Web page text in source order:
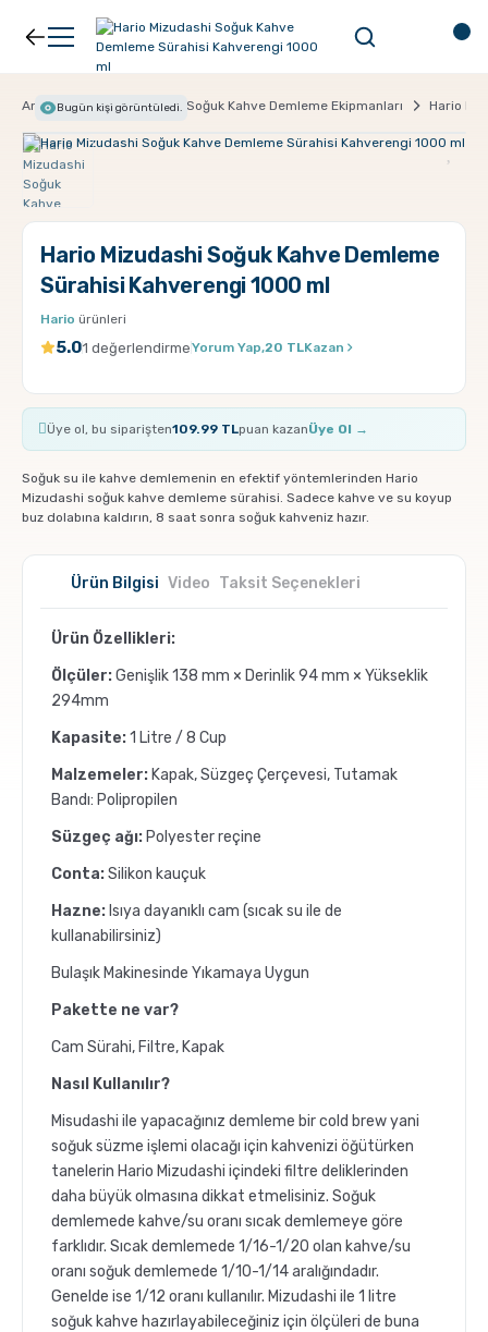
Geri Dön
Kahve
Filtre Kahve
Nespresso Uyumlu Kapsül Kahve
Pratik Filtre Kahve
Kafeinsiz Kahveler
Çözünebilir Kahve
Hindiba Kahvesi
Geri Dön
Ekipman
Filtreler
Chemex
Moka Pot
Aeropress
Makine Temizleyiciler
Tartı ve Ölçüler
Anasayfa Ekipman Soğuk Kahve Demleme Ekipmanları Hario
Bugün kişi görüntüledi.
Hario Mizudashi Soğuk Kahve Demleme
Sürahisi Kahverengi 1000 ml
Hario ürünleri
5.01 değerlendirmeYorum Yap,20 TLKazan
Üye ol, bu siparişten109.99 TLpuan kazanÜye Ol →
Soğuk su ile kahve demlemenin en efektif yöntemlerinden Hario
Mizudashi soğuk kahve demleme sürahisi. Sadece kahve ve su koyup
buz dolabına kaldırın, 8 saat sonra soğuk kahveniz hazır.
Ürün Bilgisi Video Taksit Seçenekleri
Ürün Özellikleri:
Ölçüler:Genişlik 138 mm × Derinlik 94 mm × Yükseklik
294mm
Kapasite:1 Litre / 8 Cup
Malzemeler: Kapak, Süzgeç Çerçevesi, Tutamak
Bandı: Polipropilen
Süzgeç ağı: Polyester reçine
Conta:Silikon kauçuk
Hazne: Isıya dayanıklı cam (sıcak su ile de
kullanabilirsiniz)
Bulaşık Makinesinde Yıkamaya Uygun
Pakette ne var?
Cam Sürahi, Filtre, Kapak
Nasıl Kullanılır?
Misudashi ile yapacağınız demleme bir cold brew yani
soğuk süzme işlemi olacağı için kahvenizi öğütürken
tanelerin Hario Mizudashi içindeki filtre deliklerinden
daha büyük olmasına dikkat etmelisiniz. Soğuk
demlemede kahve/su oranı sıcak demlemeye göre
farklıdır. Sıcak demlemede 1/16-1/20 olan kahve/su
oranı soğuk demlemede 1/10-1/14 aralığındadır.
Genelde ise 1/12 oranı kullanılır. Mizudashi ile 1 litre
soğuk kahve hazırlayabileceğiniz için ölçüleri de buna